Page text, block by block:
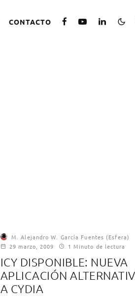
CONTACTO
M. Alejandro W. García Fuentes (Esfera)
29 marzo, 2009
1 Minuto de lectura
ICY DISPONIBLE: NUEVA
APLICACIÓN
A CYDIA